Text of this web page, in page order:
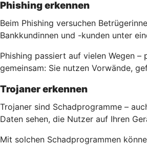
Phishing erkennen
Beim Phishing versuchen
Bankkundinnen und -kunden unter
Phishing passiert auf vielen Wegen
gemeinsam: Sie nutzen Vorwände,
Trojaner erkennen
Trojaner sind Schadprogramme –
Daten sehen, die Nutzer auf Ihren
Mit solchen Schadprogrammen